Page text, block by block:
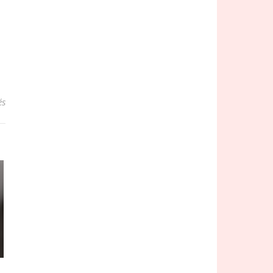
sur Les alarmes connectées, une sécurité de qualité